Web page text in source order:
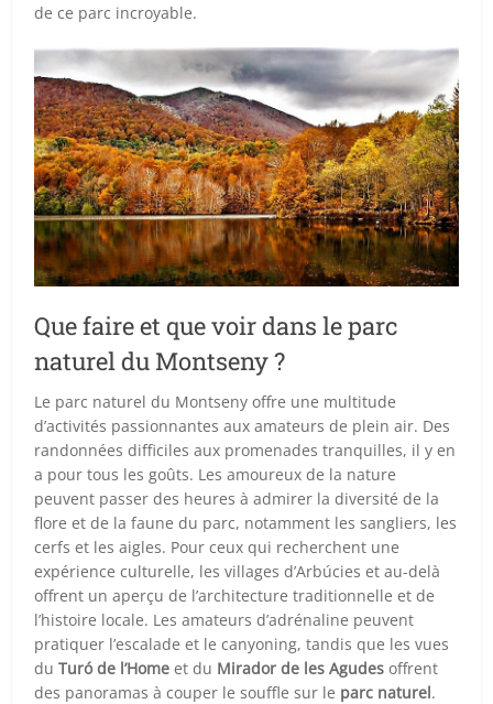
de ce parc incroyable.
Que faire et que voir dans le parc
naturel du Montseny ?
Le parc naturel du Montseny offre une multitude
d’activités passionnantes aux amateurs de plein air. Des
randonnées difficiles aux promenades tranquilles, il y en
a pour tous les goûts. Les amoureux de la nature
peuvent passer des heures à admirer la diversité de la
flore et de la faune du parc, notamment les sangliers, les
cerfs et les aigles. Pour ceux qui recherchent une
expérience culturelle, les villages d’Arbúcies et au-delà
offrent un aperçu de l’architecture traditionnelle et de
l’histoire locale. Les amateurs d’adrénaline peuvent
pratiquer l’escalade et le canyoning, tandis que les vues
duTuró de l’Home et du Mirador de les Agudes offrent
des panoramas à couper le souffle sur le parc naturel.